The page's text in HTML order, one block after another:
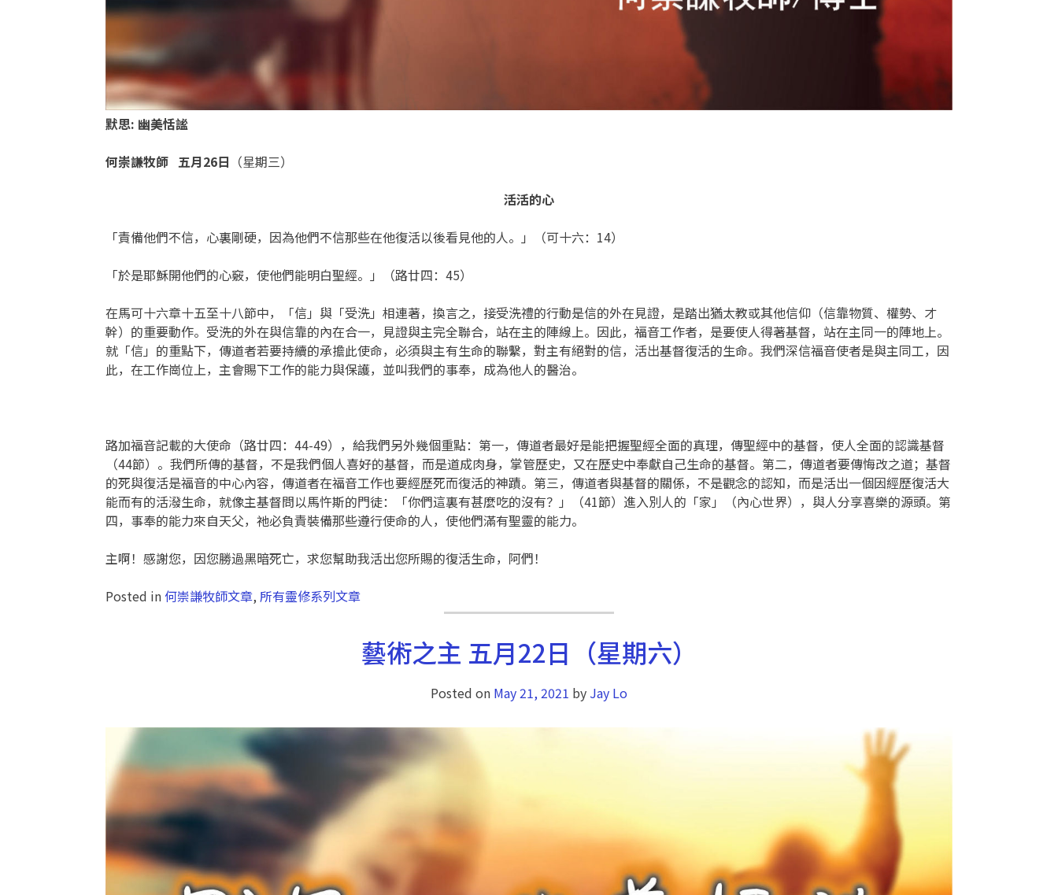
默思: 幽美恬謐
何崇謙牧師五月26日 （星期三）
活活的心
「責備他們不信，心裏剛硬，因為他們不信那些在他復活以後看見他的人。」（可十六：14）
「於是耶穌開他們的心竅，使他們能明白聖經。」（路廿四：45）
在馬可十六章十五至十八節中，「信」與「受洗」相連著，換言之，接受洗禮的行動是信的外在見證，是踏出猶太教或其他信仰（信靠物質、權勢、才
幹）的重要動作。受洗的外在與信靠的內在合一，見證與主完全聯合，站在主的陣線上。因此，福音工作者，是要使人得著基督，站在主同一的陣地上。
就「信」的重點下，傳道者若要持續的承擔此使命，必須與主有生命的聯繫，對主有絕對的信，活出基督復活的生命。我們深信福音使者是與主同工，因
此，在工作崗位上，主會賜下工作的能力與保護，並叫我們的事奉，成為他人的醫治。
路加福音記載的大使命（路廿四：44-49），給我們另外幾個重點：第一，傳道者最好是能把握聖經全面的真理，傳聖經中的基督，使人全面的認識基督
（44節）。我們所傳的基督，不是我們個人喜好的基督，而是道成肉身，掌管歷史，又在歷史中奉獻自己生命的基督。第二，傳道者要傳悔改之道；基督
的死與復活是福音的中心內容，傳道者在福音工作也要經歷死而復活的神蹟。第三，傳道者與基督的關係，不是觀念的認知，而是活出一個因經歷復活大
能而有的活潑生命，就像主基督問以馬忤斯的門徒：「你們這裏有甚麼吃的沒有？」（41節）進入別人的「家」（內心世界），與人分享喜樂的源頭。第
四，事奉的能力來自天父，祂必負責裝備那些遵行使命的人，使他們滿有聖靈的能力。
主啊！感謝您，因您勝過黑暗死亡，求您幫助我活出您所賜的復活生命，阿們！
Posted in 何崇謙牧師文章,所有靈修系列文章
藝術之主 五月22日（星期六）
Posted on May 21, 2021 by Jay Lo